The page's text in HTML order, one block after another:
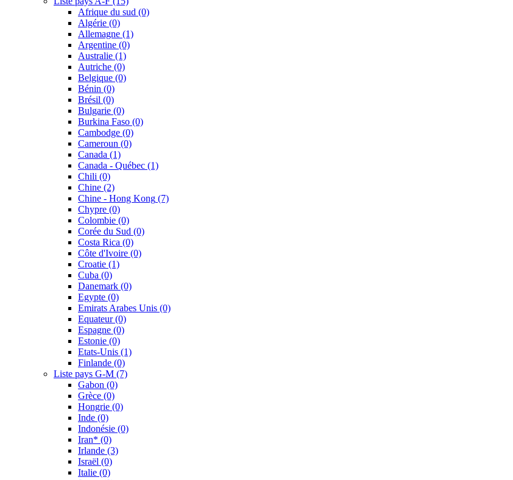
Afrique du sud (0)
Algérie (0)
Allemagne (1)
Argentine (0)
Australie (1)
Autriche (0)
Belgique (0)
Bénin (0)
Brésil (0)
Bulgarie (0)
Burkina Faso (0)
Cambodge (0)
Cameroun (0)
Canada (1)
Canada - Québec (1)
Chili (0)
Chine (2)
Chine - Hong Kong (7)
Chypre (0)
Colombie (0)
Corée du Sud (0)
Costa Rica (0)
Côte d'Ivoire (0)
Croatie (1)
Cuba (0)
Danemark (0)
Egypte (0)
Emirats Arabes Unis (0)
Equateur(0)
Espagne (0)
Estonie (0)
Etats-Unis (1)
Finlande (0)
Liste pays G-M (7)
Gabon (0)
Grèce (0)
Hongrie (0)
Inde (0)
Indonésie (0)
Iran* (0)
Irlande (3)
Israël (0)
Italie (0)